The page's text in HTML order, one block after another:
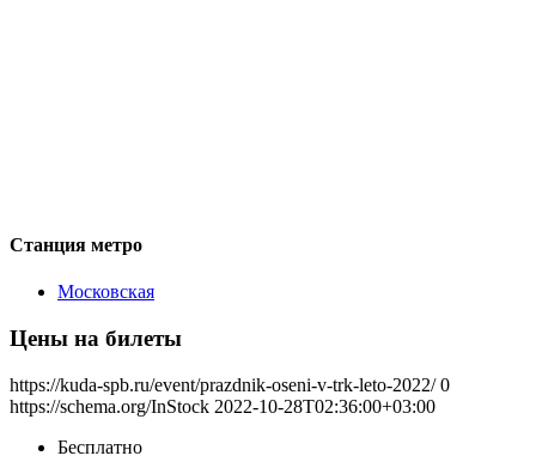
Станция метро
Московская
Цены на билеты
https://kuda-spb.ru/event/prazdnik-oseni-v-trk-leto-2022/ 0
https://schema.org/InStock 2022-10-28T02:36:00+03:00
Бесплатно